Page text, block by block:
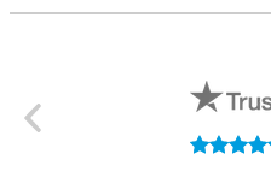
4.9 Sterne